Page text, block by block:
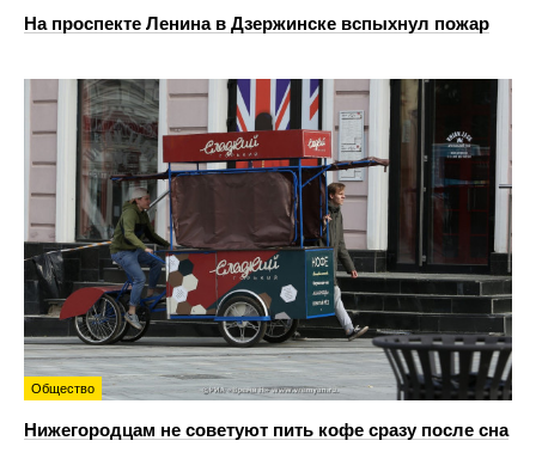
На проспекте Ленина в Дзержинске вспыхнул пожар
Общество
Нижегородцам не советуют пить кофе сразу после сна